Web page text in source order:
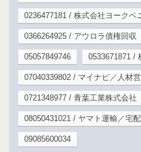
0236477181 / 株式会社ヨークベ
0366264925 / アウロラ債権回収
05057849746 0533671871 /
07040339802 / マイナビ／人材
0721348977 / 青葉工業株式会社
08050431021 / ヤマト運輸／宅
09085600034